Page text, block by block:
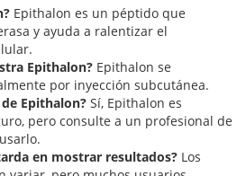
Epithalon es un péptido que
y ayuda a ralentizar el
Epithalon? Epithalon se
por inyección subcutánea.
Epithalon? Sí, Epithalon es
pero consulte a un profesional de
en mostrar resultados? Los